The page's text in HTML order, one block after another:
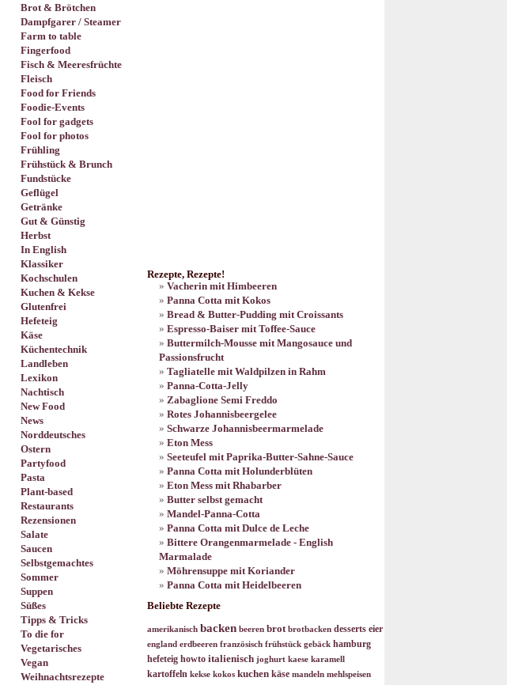
Brot & Brötchen
Dampfgarer / Steamer
Farm to table
Fingerfood
Fisch & Meeresfrüchte
Fleisch
Food for Friends
Foodie-Events
Fool for gadgets
Fool for photos
Frühling
Frühstück & Brunch
Fundstücke
Geflügel
Getränke
Gut & Günstig
Herbst
In English
Klassiker
Kochschulen
Kuchen & Kekse
Glutenfrei
Hefeteig
Käse
Küchentechnik
Landleben
Lexikon
Nachtisch
New Food
News
Norddeutsches
Ostern
Partyfood
Pasta
Plant-based
Restaurants
Rezensionen
Salate
Saucen
Selbstgemachtes
Sommer
Suppen
Süßes
Tipps & Tricks
To die for
Vegetarisches
Vegan
Weihnachtsrezepte
Rezepte, Rezepte!
Vacherin mit Himbeeren
Panna Cotta mit Kokos
Bread & Butter-Pudding mit Croissants
Espresso-Baiser mit Toffee-Sauce
Buttermilch-Mousse mit Mangosauce und
Passionsfrucht
Tagliatelle mit Waldpilzen in Rahm
Panna-Cotta-Jelly
Zabaglione Semi Freddo
Rotes Johannisbeergelee
Schwarze Johannisbeermarmelade
Eton Mess
Seeteufel mit Paprika-Butter-Sahne-Sauce
Panna Cotta mit Holunderblüten
Eton Mess mit Rhabarber
Butter selbst gemacht
Mandel-Panna-Cotta
Panna Cotta mit Dulce de Leche
Bittere Orangenmarmelade - English
Marmalade
Möhrensuppe mit Koriander
Panna Cotta mit Heidelbeeren
Beliebte Rezepte
amerikanisch backen beeren brot brotbacken desserts eier
england erdbeeren französisch frühstück gebäck hamburg
hefeteig howto italienisch joghurt kaese karamell
kartoffeln kekse kokos kuchen käse mandeln mehlspeisen